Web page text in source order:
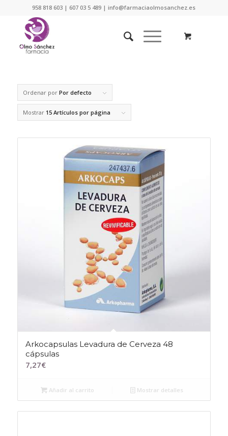
958 818 603 | 607 03 5 489 | info@farmaciaolmosanchez.es
Ordenar por Por defecto
Mostrar 15 Artículos por página
Arkocapsulas Levadura de Cerveza 48
cápsulas
7,27€
Añadir al carrito Mostrar detalles